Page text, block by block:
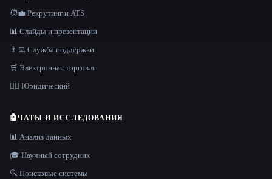
🧑‍💼 Рекрутинг и ATS
📊 Слайды и презентации
👨‍💻 Служба поддержки
🛒 Электронная торговля
👩‍⚖️ Юридический
🤖ЧАТЫ И ИССЛЕДОВАНИЯ
📊 Анализ данных
🎓 Научный сотрудник
🔍 Поисковые системы